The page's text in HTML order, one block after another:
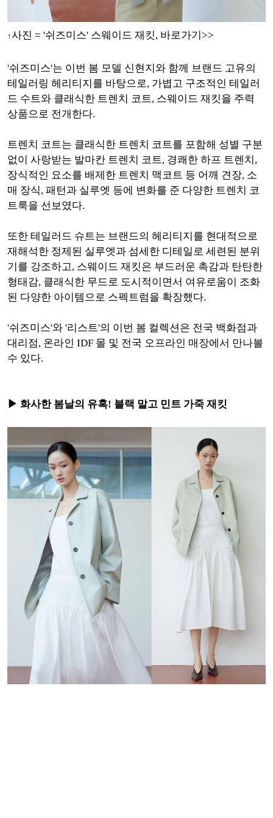
↑사진 = '쉬즈미스' 스웨이드 재킷, 바로가기>>
'쉬즈미스'는 이번 봄 모델 신현지와 함께 브랜드 고유의
테일러링 헤리티지를 바탕으로, 가볍고 구조적인 테일러
드 수트와 클래식한 트렌치 코트, 스웨이드 재킷을 주력
상품으로 전개한다.
트렌치 코트는 클래식한 트렌치 코트를 포함해 성별 구분
없이 사랑받는 발마칸 트렌치 코트, 경쾌한 하프 트렌치,
장식적인 요소를 배제한 트렌치 맥코트 등 어깨 견장, 소
매 장식, 패턴과 실루엣 등에 변화를 준 다양한 트렌치 코
트룩을 선보였다.
또한 테일러드 슈트는 브랜드의 헤리티지를 현대적으로
재해석한 정제된 실루엣과 섬세한 디테일로 세련된 분위
기를 강조하고, 스웨이드 재킷은 부드러운 촉감과 탄탄한
형태감, 클래식한 무드로 도시적이면서 여유로움이 조화
된 다양한 아이템으로 스펙트럼을 확장했다.
'쉬즈미스'와 '리스트'의 이번 봄 컬렉션은 전국 백화점과
대리점, 온라인 IDF 몰 및 전국 오프라인 매장에서 만나볼
수 있다.
▶ 화사한 봄날의 유혹! 블랙 말고 민트 가죽 재킷